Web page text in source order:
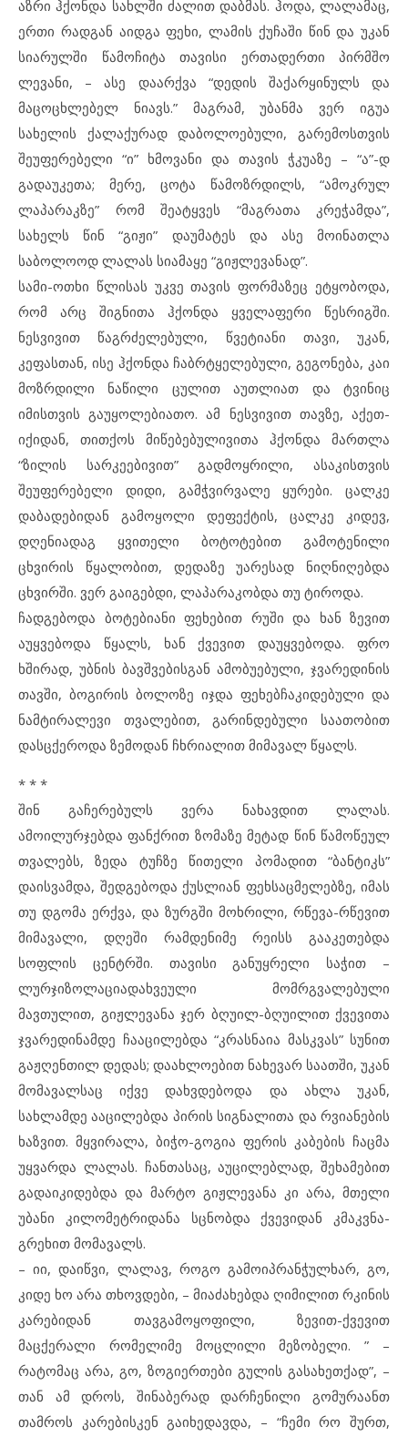
აზრი ჰქონდა სახლში ძალით დაბმას. ჰოდა, ლალამაც,
ერთი რადგან აიდგა ფეხი, ლამის ქუჩაში წინ და უკან
სიარულში წამოჩიტა თავისი ერთადერთი პირმშო
ლევანი, – ასე დაარქვა “დედის შაქარყინულს და
მაცოცხლებელ ნიავს.” მაგრამ, უბანმა ვერ იგუა
სახელის ქალაქურად დაბოლოებული, გარემოსთვის
შეუფერებელი “ი” ხმოვანი და თავის ჭკუაზე – “ა”-დ
გადაუკეთა; მერე, ცოტა წამოზრდილს, “ამოკრულ
ლაპარაკზე” რომ შეატყვეს “მაგრათა კრეჭამდა”,
სახელს წინ “გიჟი” დაუმატეს და ასე მოინათლა
საბოლოოდ ლალას სიამაყე “გიჟლევანად”.
სამი-ოთხი წლისას უკვე თავის ფორმაზეც ეტყობოდა,
რომ არც შიგნითა ჰქონდა ყველაფერი წესრიგში.
ნესვივით წაგრძელებული, წვეტიანი თავი, უკან,
კეფასთან, ისე ჰქონდა ჩაბრტყელებული, გეგონება, კაი
მოზრდილი ნაწილი ცულით აუთლიათ და ტვინიც
იმისთვის გაუყოლებიათო. ამ ნესვივით თავზე, აქეთ-
იქიდან, თითქოს მიწებებულივითა ჰქონდა მართლა
“ზილის სარკეებივით” გადმოყრილი, ასაკისთვის
შეუფერებელი დიდი, გამჭვირვალე ყურები. ცალკე
დაბადებიდან გამოყოლი დეფექტის, ცალკე კიდევ,
დღენიადაგ ყვითელი ბოტოტებით გამოტენილი
ცხვირის წყალობით, დედაზე უარესად ნიღნიღებდა
ცხვირში. ვერ გაიგებდი, ლაპარაკობდა თუ ტიროდა.
ჩადგებოდა ბოტებიანი ფეხებით რუში და ხან ზევით
აუყვებოდა წყალს, ხან ქვევით დაუყვებოდა. ფრო
ხშირად, უბნის ბავშვებისგან ამობუებული, ჯვარედინის
თავში, ბოგირის ბოლოზე იჯდა ფეხებჩაკიდებული და
ნამტირალევი თვალებით, გარინდებული საათობით
დასცქეროდა ზემოდან ჩხრიალით მიმავალ წყალს.
* * *
შინ გაჩერებულს ვერა ნახავდით ლალას.
ამოილურჯებდა ფანქრით ზომაზე მეტად წინ წამოწეულ
თვალებს, ზედა ტუჩზე წითელი პომადით “ბანტიკს”
დაისვამდა, შედგებოდა ქუსლიან ფეხსაცმელებზე, იმას
თუ დგომა ერქვა, და ზურგში მოხრილი, რწევა-რწევით
მიმავალი, დღეში რამდენიმე რეისს გააკეთებდა
სოფლის ცენტრში. თავისი განუყრელი საჭით –
ლურჯიზოლაციადახვეული მომრგვალებული
მავთულით, გიჟლევანა ჯერ ბღუილ-ბღუილით ქვევითა
ჯვარედინამდე ჩააცილებდა “კრასნაია მასკვას” სუნით
გაჟღენთილ დედას; დაახლოებით ნახევარ საათში, უკან
მომავალსაც იქვე დახვდებოდა და ახლა უკან,
სახლამდე ააცილებდა პირის სიგნალითა და რვიანების
ხაზვით. მყვირალა, ბიჭო-გოგია ფერის კაბების ჩაცმა
უყვარდა ლალას. ჩანთასაც, აუცილებლად, შეხამებით
გადაიკიდებდა და მარტო გიჟლევანა კი არა, მთელი
უბანი კილომეტრიდანა სცნობდა ქვევიდან კმაკვნა-
გრეხით მომავალს.
– იი, დაიწვი, ლალავ, როგო გამოიპრანჭულხარ, გო,
კიდე ხო არა თხოვდები, – მიაძახებდა ღიმილით რკინის
კარებიდან თავგამოყოფილი, ზევით-ქვევით
მაცქერალი რომელიმე მოცლილი მეზობელი. ” –
რატომაც არა, გო, ზოგიერთები გულის გასახეთქად”, –
თან ამ დროს, შინაბერად დარჩენილი გომურაანთ
თამროს კარებისკენ გაიხედავდა, – “ჩემი რო შურთ,